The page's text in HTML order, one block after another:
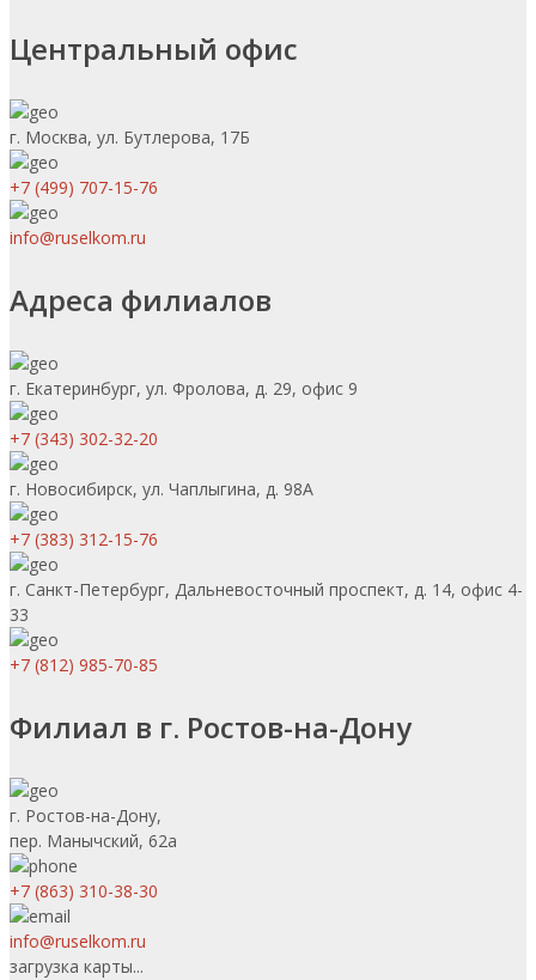
Центральный офис
г. Москва, ул. Бутлерова, 17Б
+7 (499) 707-15-76
info@ruselkom.ru
Адреса филиалов
г. Екатеринбург, ул. Фролова, д. 29, офис 9
+7 (343) 302-32-20
г. Новосибирск, ул. Чаплыгина, д. 98А
+7 (383) 312-15-76
г. Санкт-Петербург, Дальневосточный проспект, д. 14, офис 4-
33
+7 (812) 985-70-85
Филиал в г. Ростов-на-Дону
г. Ростов-на-Дону,
пер. Манычский, 62а
+7 (863) 310-38-30
info@ruselkom.ru
загрузка карты...